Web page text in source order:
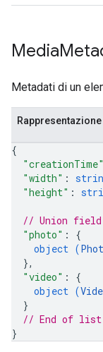
Media
Metadati di un
Rappresentazione
{
"creationTime"
"width" :
"height" :
// Union field
"photo" : {
object (
},
"video" : {
object (
}
// End of list
}